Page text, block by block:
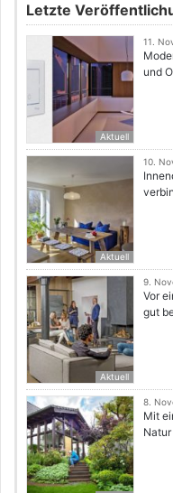
Letzte
Aktuell
11.
und
Aktuell
10.
Aktuell
9.
Vor
gut
8.
Mit